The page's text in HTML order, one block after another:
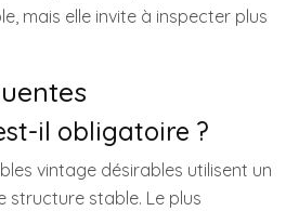
mais elle invite à inspecter plus
il obligatoire ?
vintage désirables utilisent un
structure stable. Le plus